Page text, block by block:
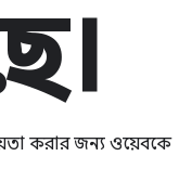
করার জন্য ওয়েবকে